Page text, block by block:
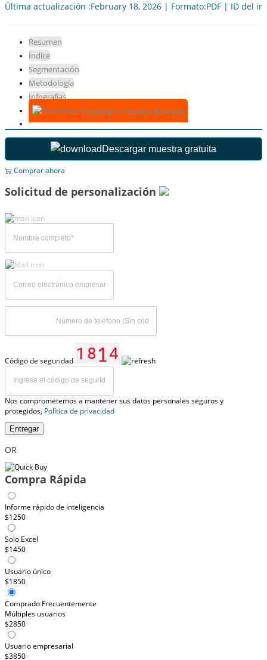
Última actualización :February 18, 2026 | Formato:PDF | ID del
Resumen
Índice
Segmentación
Metodología
Infografías
Descargar muestra gratuita
Descargar muestra gratuita
Comprar ahora
Solicitud de personalización
Código de seguridad
Nos comprometemos a mantener sus datos personales seguros y
protegidos, Política de privacidad
Entregar
OR
Compra Rápida
Informe rápido de inteligencia
$1250
Solo Excel
$1450
Usuario único
$1850
Comprado Frecuentemente
Múltiples usuarios
$2850
Usuario empresarial
$3850